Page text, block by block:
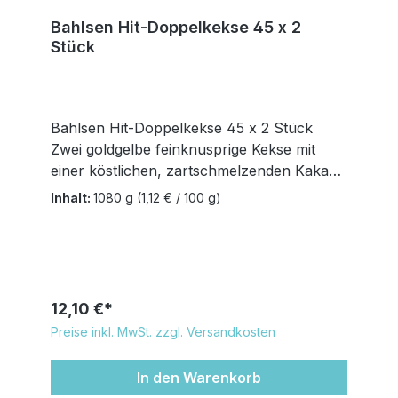
Bahlsen Hit-Doppelkekse 45 x 2
Stück
Bahlsen Hit-Doppelkekse 45 x 2 Stück
Zwei goldgelbe feinknusprige Kekse mit
einer köstlichen, zartschmelzenden Kakao-
Creme. Die beliebten Klassiker im
Begleiter zu Kaffee oder Tee, als kleines
Dessert oder als Snack für unterwegs. In
diesem praktischen Spenderkarton sind
insgesamt 90 Hit-Kekse, das heißt 45
Päckchen mit je 2 hygienisch verpackten
Inhalt: 1080 g (1,12 € / 100 g)
Regulärer Preis:
12,10 €
Preise inkl. MwSt. zzgl. Versandkosten
In den Warenkorb